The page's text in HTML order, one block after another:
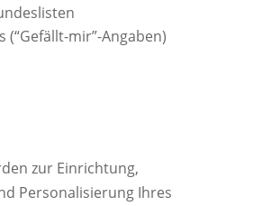
(“Gefällt-mir”-Angaben)
zur Einrichtung,
Personalisierung Ihres